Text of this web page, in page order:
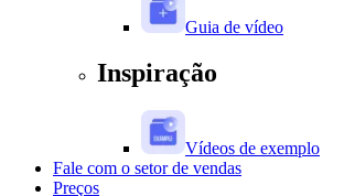
Guia de vídeo
Inspiração
Vídeos de exemplo
Fale com o setor de vendas
Preços